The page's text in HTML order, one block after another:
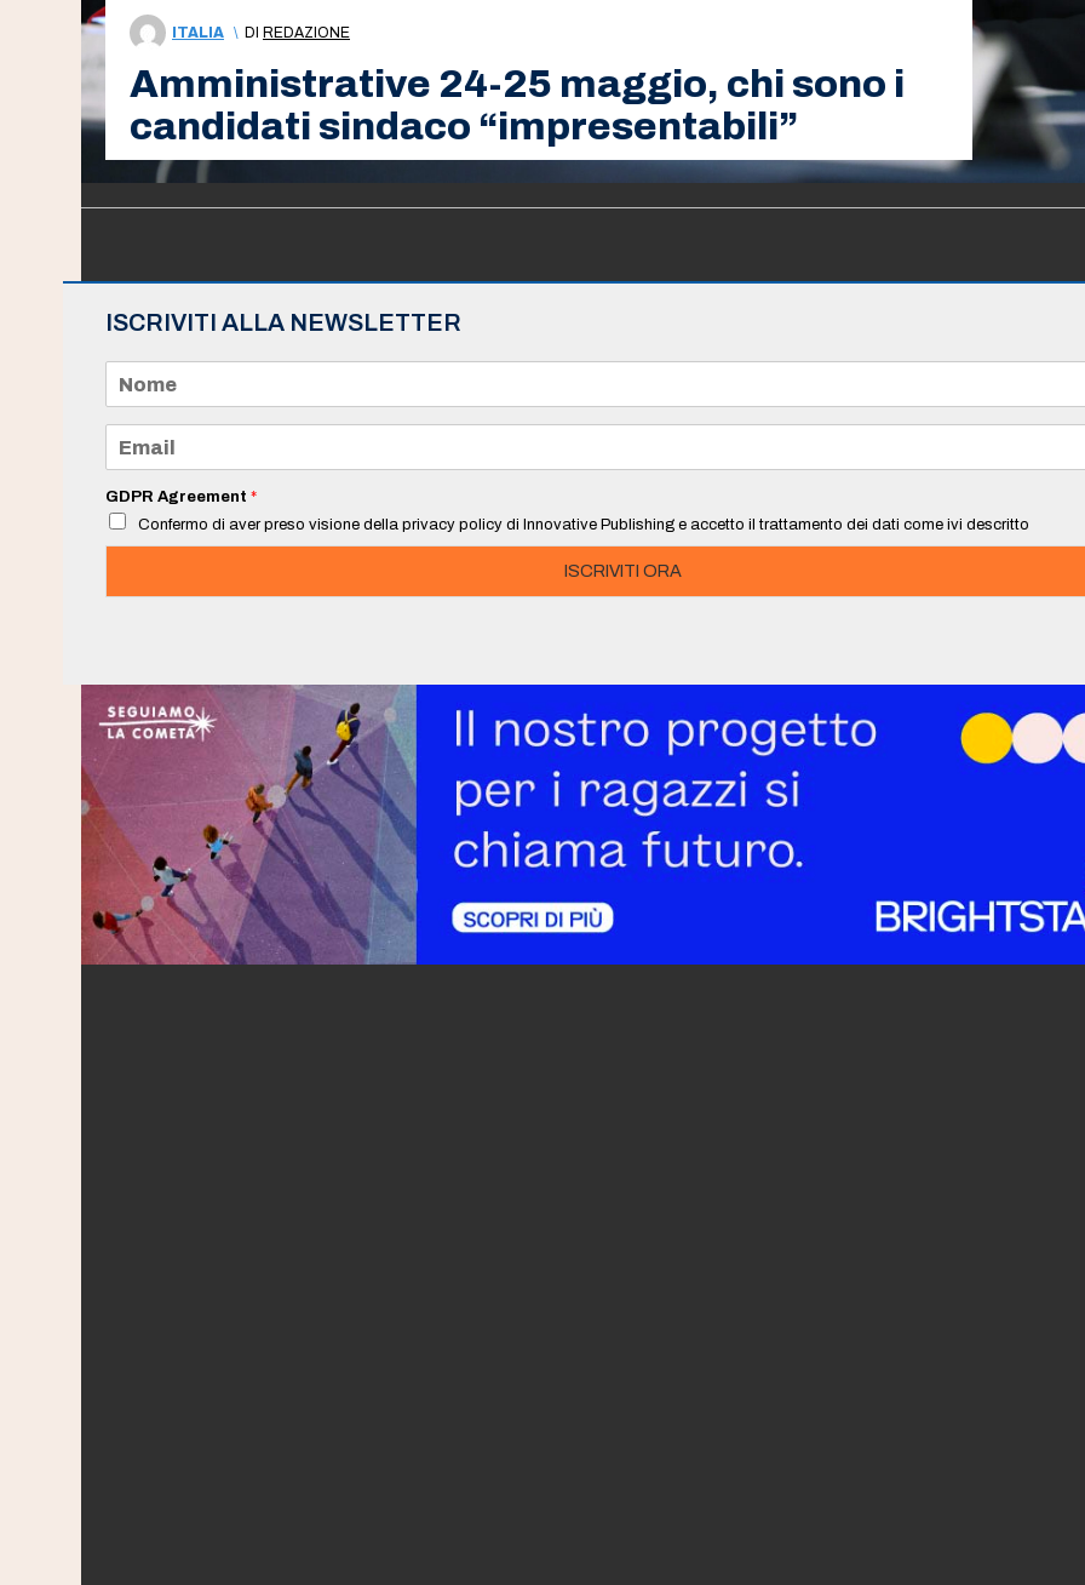
ITALIA \ DI REDAZIONE
Amministrative 24-25 maggio, chi sono i
candidati sindaco “impresentabili”
ISCRIVITI ALLA NEWSLETTER
m
e
a
i
*
GDPR Agreement *
Confermo di aver preso visione della privacy policy di Innovative Publishing e accetto il trattamento dei dati come ivi descritto
ISCRIVITI ORA